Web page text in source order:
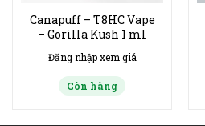
Canapuff – T8HC Vape
– Gorilla Kush 1 ml
Đăng nhập xem giá
Còn hàng